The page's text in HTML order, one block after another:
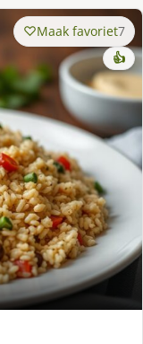
Maak favoriet7
👍